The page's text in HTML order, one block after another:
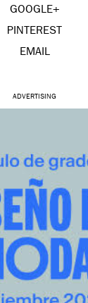
GOOGLE+
PINTEREST
EMAIL
ADVERTISING